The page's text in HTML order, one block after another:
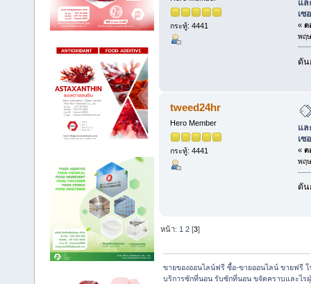
กระทู้: 4441
แล
เซ
« ต
พฤ
ดัน
tweed24hr
Hero Member
กระทู้: 4441
แล
เซ
« ต
พฤ
ดัน
หน้า: 1 2 [3]
ขายของออนไลน์ฟรี ซื้อ-ขายออนไลน์ ขายฟรี
บริการซักที่นอน รับซักที่นอน ขจัดคราบและไร